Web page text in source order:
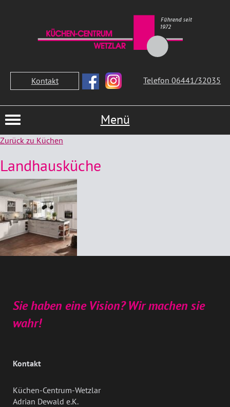
Kontakt Telefon 06441/32035
Menü
Zurück zu Küchen
Landhausküche
Sie haben eine Vision? Wir machen sie
wahr!
Kontakt
Küchen-Centrum-Wetzlar
Adrian Dewald e.K.